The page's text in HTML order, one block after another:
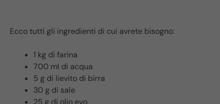
Ecco tutti gli ingredienti di cui avrete bisogno:
1 kg di farina
700 ml di acqua
5 g di lievito di birra
30 g di sale
25 g di olio evo